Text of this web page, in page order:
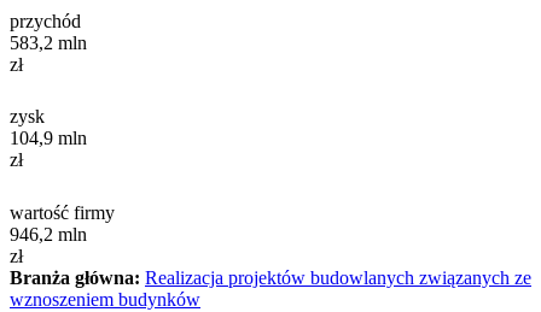
przychód
583,2 mln
zł
zysk
104,9 mln
zł
wartość firmy
946,2 mln
zł
Branża główna: Realizacja projektów budowlanych związanych ze
wznoszeniem budynków